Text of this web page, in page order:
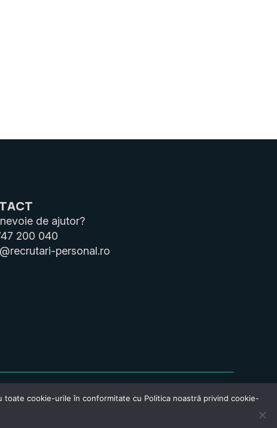
de ajutor?
200 040
personal.ro
cookie-urile în conformitate cu Politica noastră privind cookie-